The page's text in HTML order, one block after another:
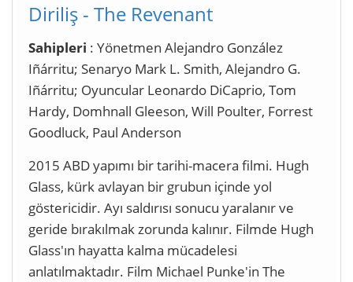
Diriliş - The Revenant
Sahipleri : Yönetmen Alejandro González
Iñárritu; Senaryo Mark L. Smith, Alejandro G.
Iñárritu; Oyuncular Leonardo DiCaprio, Tom
Hardy, Domhnall Gleeson, Will Poulter, Forrest
Goodluck, Paul Anderson
2015 ABD yapımı bir tarihi-macera filmi. Hugh
Glass, kürk avlayan bir grubun içinde yol
göstericidir. Ayı saldırısı sonucu yaralanır ve
geride bırakılmak zorunda kalınır. Filmde Hugh
Glass'ın hayatta kalma mücadelesi
anlatılmaktadır. Film Michael Punke'in The